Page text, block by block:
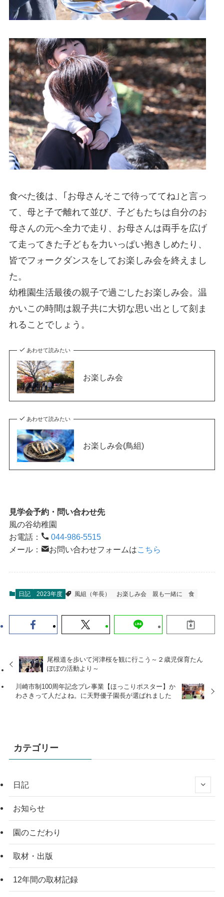
食べた後は、｢お母さんそこで待っててね｣と言っ
て、母と子で離れて並び、子どもたちは自分のお
母さんの元へ全力で走り、お母さんは両手を広げ
て走ってきた子どもを力いっぱい抱きしめたり、
皆でフォークダンスをしてお楽しみ会を終えまし
た。
幼稚園生活最後の親子で過ごしたお楽しみ会。温
かいこの時間は親子共に大切な思い出として刻ま
れることでしょう。
あわせて読みたい
お楽しみ会
あわせて読みたい
お楽しみ会(鳥組)
見学会予約・問い合わせ先
風の谷幼稚園
お電話：
044-986-5515
メール：
お問い合わせフォームはこちら
日記 2023年度 風組（年長） お楽しみ会 親も一緒に 食
尾根道を歩いて河津桜を観に行こう～２歳児保育たん
ぽぽの活動より～
川崎市制100周年記念プレ事業【ほっこりポスター】か
わさきって人だよね。に天野優子園長が選ばれました
カテゴリー
日記
お知らせ
園のこだわり
取材・出版
12年間の取材記録